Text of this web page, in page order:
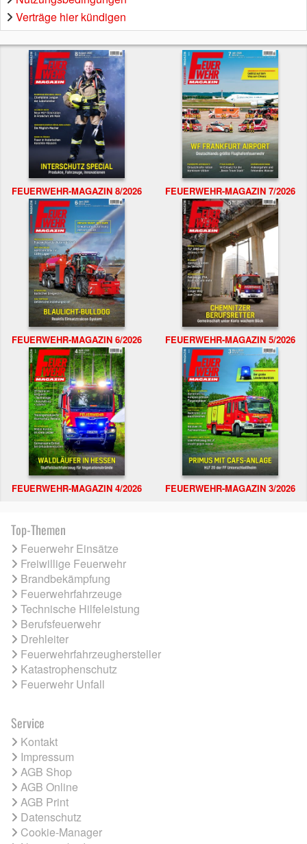
Verträge hier kündigen
FEUERWEHR-MAGAZIN 8/2026 FEUERWEHR-MAGAZIN 7/2026
FEUERWEHR-MAGAZIN 6/2026 FEUERWEHR-MAGAZIN 5/2026
FEUERWEHR-MAGAZIN 4/2026 FEUERWEHR-MAGAZIN 3/2026
Top-Themen
Feuerwehr Einsätze
Freiwillige Feuerwehr
Brandbekämpfung
Feuerwehrfahrzeuge
Technische Hilfeleistung
Berufsfeuerwehr
Drehleiter
Feuerwehrfahrzeughersteller
Katastrophenschutz
Feuerwehr Unfall
Service
Kontakt
Impressum
AGB Shop
AGB Online
AGB Print
Datenschutz
Cookie-Manager